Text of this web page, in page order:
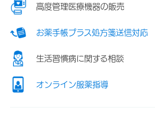
高度管理医療機器の販売
お薬手帳プラス処方箋送信対応
生活習慣病に関する相談
オンライン服薬指導